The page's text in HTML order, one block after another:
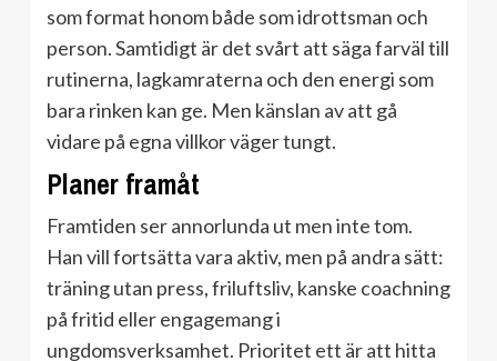
som format honom både som idrottsman och
person. Samtidigt är det svårt att säga farväl till
rutinerna, lagkamraterna och den energi som
bara rinken kan ge. Men känslan av att gå
vidare på egna villkor väger tungt.
Planer framåt
Framtiden ser annorlunda ut men inte tom.
Han vill fortsätta vara aktiv, men på andra sätt:
träning utan press, friluftsliv, kanske coachning
på fritid eller engagemang i
ungdomsverksamhet. Prioritet ett är att hitta